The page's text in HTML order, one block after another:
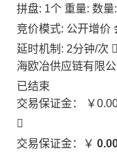
拼盘: 1个 重量: 数量
竞价模式: 公开增价
延时机制: 2分钟/次 
海欧冶供应链有限公
已结束
交易保证金：
￥

交易保证金：￥